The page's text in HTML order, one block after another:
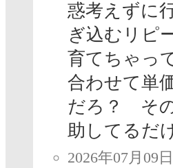
惑考えずに
ぎ込むリピ
育てちゃっ
合わせて単
だろ？ そ
助してるだ
2026年07月09